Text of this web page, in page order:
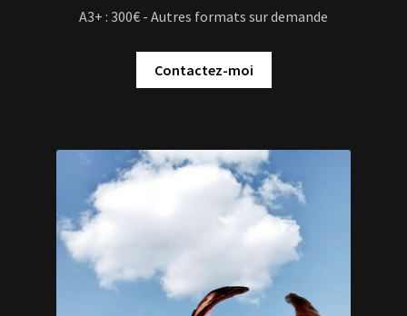
A3+ : 300€ - Autres formats sur demande
Contactez-moi